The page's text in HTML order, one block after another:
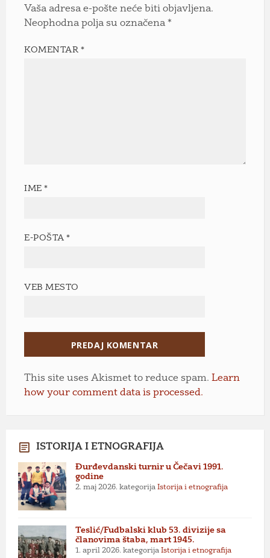
Vaša adresa e-pošte neće biti objavljena.
Neophodna polja su označena *
KOMENTAR*
IME*
E-POŠTA*
VEB MESTO
This site uses Akismet to reduce spam. Learn
how your comment data is processed.
ISTORIJA I ETNOGRAFIJA
Đurđevdanski turnir u Čečavi 1991.
godine
2. maj 2026. kategorija Istorija i etnografija
Teslić/Fudbalski klub 53. divizije sa
članovima štaba, mart 1945.
1. april 2026. kategorija Istorija i etnografija